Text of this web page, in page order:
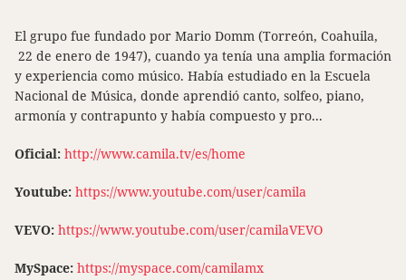
El grupo fue fundado por Mario Domm (Torreón, Coahuila,
22 de enero de 1947), cuando ya tenía una amplia formación
y experiencia como músico. Había estudiado en la Escuela
Nacional de Música, donde aprendió canto, solfeo, piano,
armonía y contrapunto y había compuesto y pro...
Oficial: http://www.camila.tv/es/home
Youtube: https://www.youtube.com/user/camila
VEVO: https://www.youtube.com/user/camilaVEVO
MySpace: https://myspace.com/camilamx